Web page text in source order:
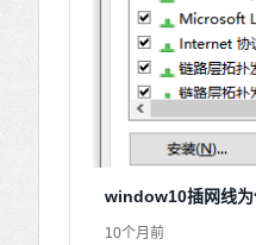
window10插网线为
10个月前